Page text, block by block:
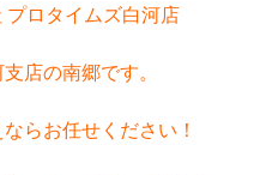
プロタイムズ白河店
店の南郷です。
らお任せください！